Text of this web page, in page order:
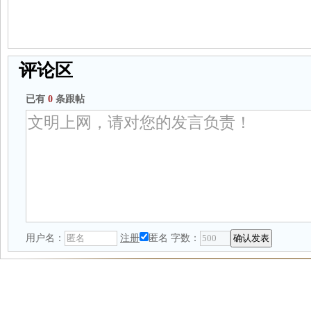
评论区
已有 0 条跟帖
用户名： 注册 匿名 字数：